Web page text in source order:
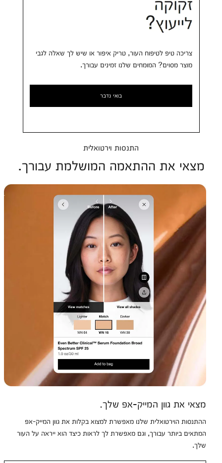
צריכה טיפ לטיפוח העור, טריק איפור או שיש לך שאלה לגבי
מוצר מסוים? המומחים שלנו זמינים עבורך.
בואי נדבר
התנסות וירטואלית
מצאי את ההתאמה המושלמת עבורך.
מצאי את גוון המייק-אפ שלך.
ההתנסות הוירטואלית שלנו מאפשרת למצוא בקלות את גוון המייק-אפ
המתאים ביותר עבורך, וגם מאפשרת לך לראות כיצד הוא ייראה על העור
שלך.